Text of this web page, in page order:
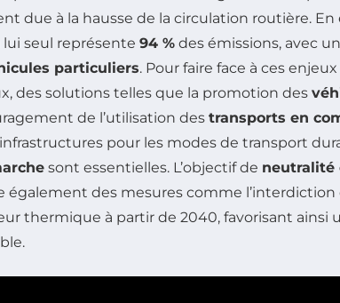
due à la hausse de la circulation routière. En
seul représente 94 % des émissions, avec
particuliers. Pour faire face à ces enjeux
des solutions telles que la promotion des
de l’utilisation des transports en
pour les modes de transport
sont essentielles. L’objectif de neutralité
également des mesures comme l’interdiction
thermique à partir de 2040, favorisant ainsi